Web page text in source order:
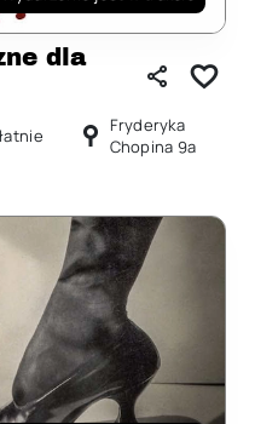
dla
Fryderyka
Chopina 9a